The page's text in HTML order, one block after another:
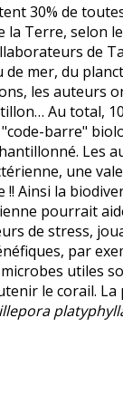
30% de
la Terre, selon
de
mer, du
les auteurs
Au total,
barre"
Les
une
Ainsi la
pourrait
de stress,
par
utiles
le corail. La